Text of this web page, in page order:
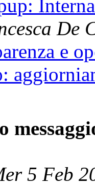
De
e
5 Feb